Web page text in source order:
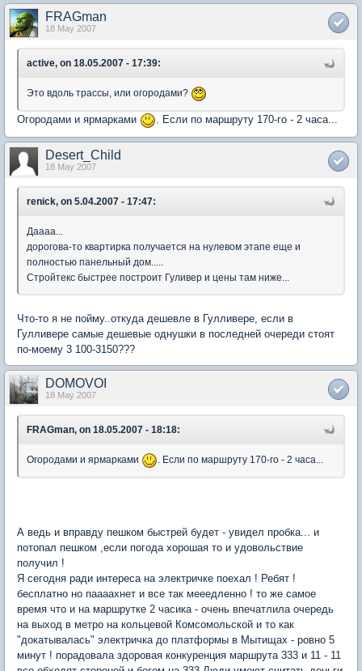
FRAGman
18 May 2007
active, on 18.05.2007 - 17:39:
Это вдоль трассы, или огородами?
Огородами и ярмарками . Если по маршруту 170-го - 2 часа...
Desert_Child
18 May 2007
renick, on 5.04.2007 - 17:47:
Даааа...
дорогова-то квартирка получается на нулевом этапе еще и
полностью панельный дом.....
Стройтекс быстрее построит Гуливер и цены там ниже...
Что-то я не пойму..откуда дешевле в Гулливере, если в
Гулливере самые дешевые однушки в последней очереди стоят
по-моему 3 100-3150???
DOMOVOI
18 May 2007
FRAGman, on 18.05.2007 - 18:18:
Огородами и ярмарками . Если по маршруту 170-го - 2 часа...
А ведь и вправду пешком быстрей будет - увидел пробка... и
потопал пешком ,если погода хорошая то и удовольствие
получил !
Я сегодня ради интереса на электричке поехал ! Ребят !
бесплатно но паааахнет и все так мееедленно ! то же самое
время что и на маршрутке 2 часика - очень впечатлила очередь
на выход в метро на кольцевой Комсомольской и то как
"докатывалась" электричка до платформы в Мытищах - ровно 5
минут ! порадовала здоровая конкуренция маршрута 333 и 11 - 11